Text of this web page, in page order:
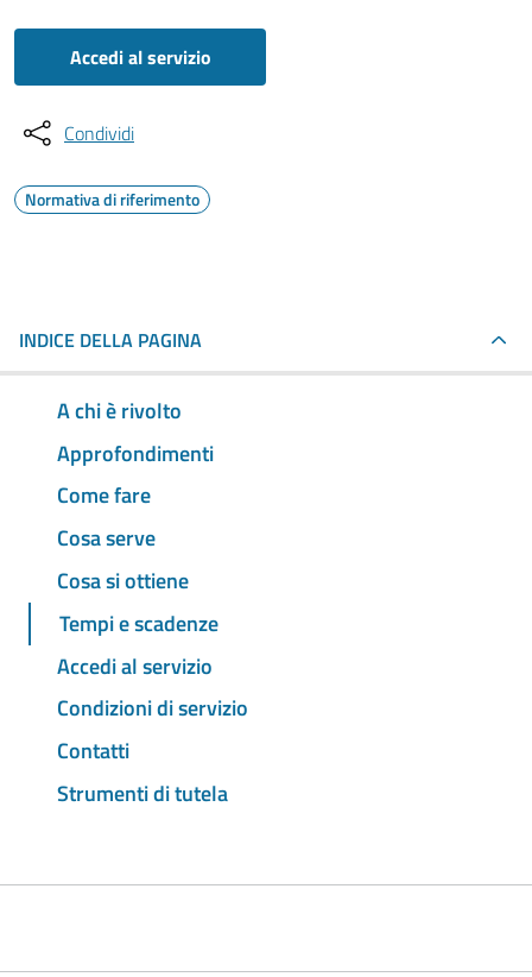
Accedi al servizio
Condividi
Normativa di riferimento
INDICE DELLA PAGINA
A chi è rivolto
Approfondimenti
Come fare
Cosa serve
Cosa si ottiene
Tempi e scadenze
Accedi al servizio
Condizioni di servizio
Contatti
Strumenti di tutela